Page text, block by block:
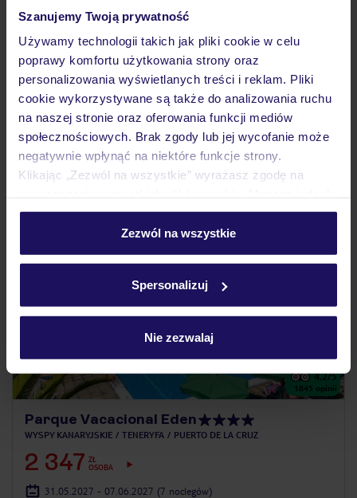
Szanujemy Twoją prywatność
Używamy technologii takich jak pliki cookie w celu
poprawy komfortu użytkowania strony oraz
personalizowania wyświetlanych treści i reklam. Pliki
cookie wykorzystywane są także do analizowania ruchu
na naszej stronie oraz oferowania funkcji mediów
społecznościowych. Brak zgody lub jej wycofanie może
negatywnie wpłynąć na niektóre funkcje strony.
Klikając „Zezwól na wszystkie” wyrażasz zgodę na
personalizować swój wybór wchodząc w zakładkę
Szczegółowe informacje o plikach cookie znajdziesz
Zezwól na wszystkie
Spersonalizuj
Nie zezwalaj
WYSPY KANARYJSKIE GRAN CANARIA
2 343
ZŁ
OSOBA
18.05.2027 - 25.05.2027 (7 noclegów)
Warszawa-Chopina (08:10)
Bez wyżywienia
hotel wyremontowany w 2024 r.
4.2/5
1845 opinii
Parque Vacacional Eden
WYSPY KANARYJSKIE TENERYFA PUERTO DE LA CRUZ
2 347 ZŁ
OSOBA
31.05.2027 - 07.06.2027 (7 noclegów)